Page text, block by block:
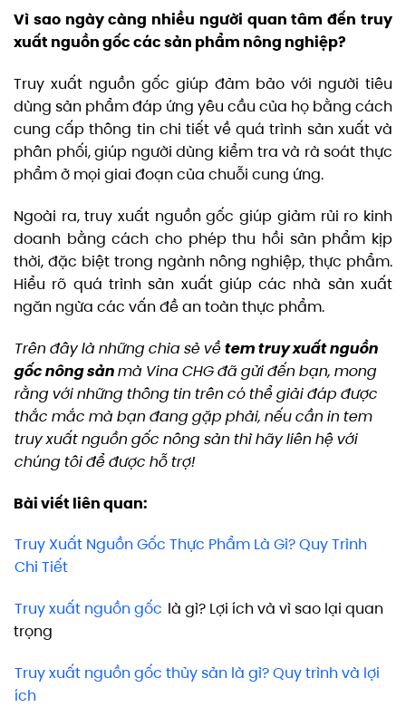
Vì sao ngày càng nhiều người quan tâm đến truy
xuất nguồn gốc các sản phẩm nông nghiệp?
Truy xuất nguồn gốc giúp đảm bảo với người tiêu
dùng sản phẩm đáp ứng yêu cầu của họ bằng cách
cung cấp thông tin chi tiết về quá trình sản xuất và
phân phối, giúp người dùng kiểm tra và rà soát thực
phẩm ở mọi giai đoạn của chuỗi cung ứng.
Ngoài ra, truy xuất nguồn gốc giúp giảm rủi ro kinh
doanh bằng cách cho phép thu hồi sản phẩm kịp
thời, đặc biệt trong ngành nông nghiệp, thực phẩm.
Hiểu rõ quá trình sản xuất giúp các nhà sản xuất
ngăn ngừa các vấn đề an toàn thực phẩm.
Trên đây là những chia sẻ vềtem truy xuất nguồn
gốc nông sảnmà Vina CHG đã gửi đến bạn, mong
rằng với những thông tin trên có thể giải đáp được
thắc mắc mà bạn đang gặp phải, nếu cần in tem
truy xuất nguồn gốc nông sản thì hãy liên hệ với
chúng tôi để được hỗ trợ!
Bài viết liên quan:
Truy Xuất Nguồn Gốc Thực Phẩm Là Gì? Quy Trình
Chi Tiết
Truy xuất nguồn gốc là gì? Lợi ích và vì sao lại quan
trọng
Truy xuất nguồn gốc thủy sản là gì? Quy trình và lợi
ích